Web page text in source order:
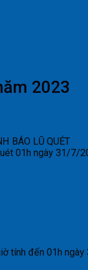
2023
BÁO LŨ QUÉT
01h ngày 31/7/
tính đến 01h